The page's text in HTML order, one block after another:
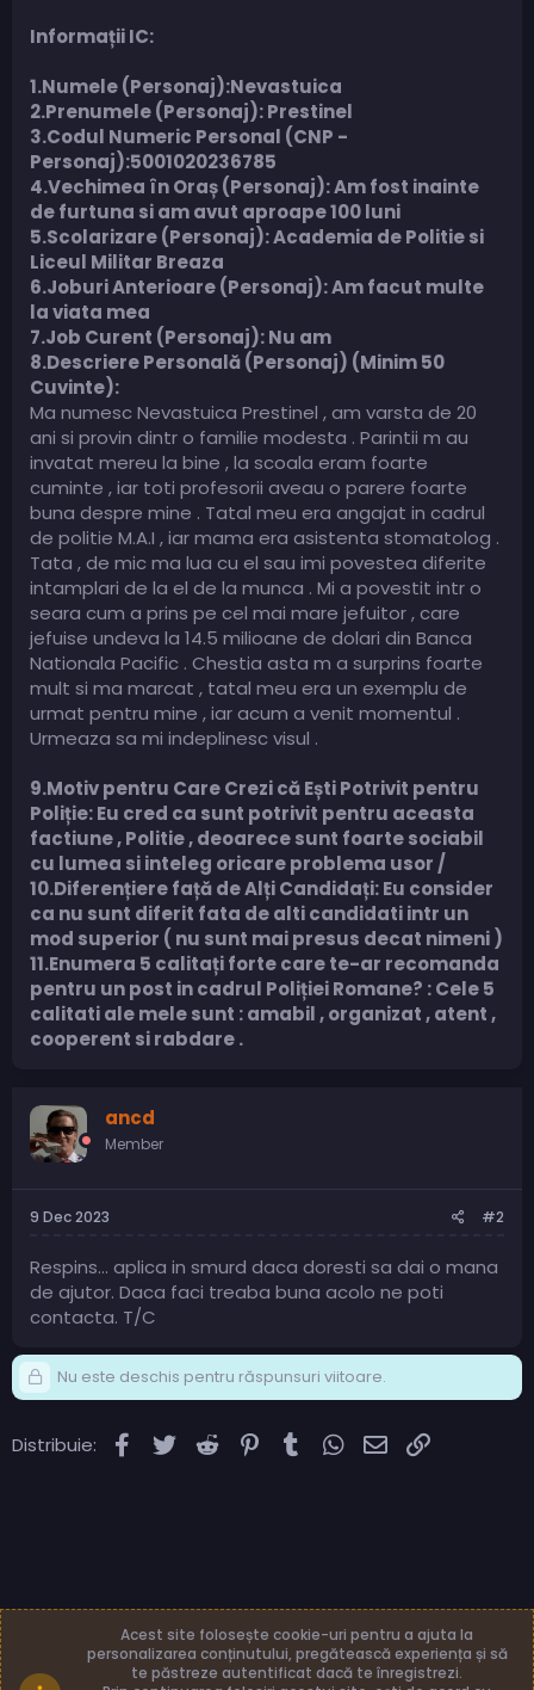
Informații IC:
1.Numele (Personaj):Nevastuica
2.Prenumele (Personaj): Prestinel
3.Codul Numeric Personal (CNP -
Personaj):5001020236785
4.Vechimea în Oraș (Personaj): Am fost inainte
de furtuna si am avut aproape 100 luni
5.Scolarizare (Personaj): Academia de Politie si
Liceul Militar Breaza
6.Joburi Anterioare (Personaj): Am facut multe
la viata mea
7.Job Curent (Personaj): Nu am
8.Descriere Personală (Personaj) (Minim 50
Cuvinte):
Ma numesc Nevastuica Prestinel , am varsta de 20
ani si provin dintr o familie modesta . Parintii m au
invatat mereu la bine , la scoala eram foarte
cuminte , iar toti profesorii aveau o parere foarte
buna despre mine . Tatal meu era angajat in cadrul
de politie M.A.I , iar mama era asistenta stomatolog .
Tata , de mic ma lua cu el sau imi povestea diferite
intamplari de la el de la munca . Mi a povestit intr o
seara cum a prins pe cel mai mare jefuitor , care
jefuise undeva la 14.5 milioane de dolari din Banca
Nationala Pacific . Chestia asta m a surprins foarte
mult si ma marcat , tatal meu era un exemplu de
urmat pentru mine , iar acum a venit momentul .
Urmeaza sa mi indeplinesc visul .
9.Motiv pentru Care Crezi că Ești Potrivit pentru
Poliție: Eu cred ca sunt potrivit pentru aceasta
factiune , Politie , deoarece sunt foarte sociabil
cu lumea si inteleg oricare problema usor /
10.Diferențiere față de Alți Candidați: Eu consider
ca nu sunt diferit fata de alti candidati intr un
mod superior ( nu sunt mai presus decat nimeni )
11.Enumera 5 calitați forte care te-ar recomanda
pentru un post in cadrul Poliției Romane? : Cele 5
calitati ale mele sunt : amabil , organizat , atent ,
cooperent si rabdare .
ancd
Member
9 Dec 2023 #2
Respins... aplica in smurd daca doresti sa dai o mana
de ajutor. Daca faci treaba buna acolo ne poti
contacta. T/C
Nu este deschis pentru răspunsuri viitoare.
Distribuie: Facebook
TwitterReddit PinterestTumblrWhatsApp
Email
Română (RO) Termeni și reguli
Acest site folosește cookie-uri pentru a ajuta la
personalizarea conținutului, pregătească experiența și să
te păstreze autentificat dacă te înregistrezi.